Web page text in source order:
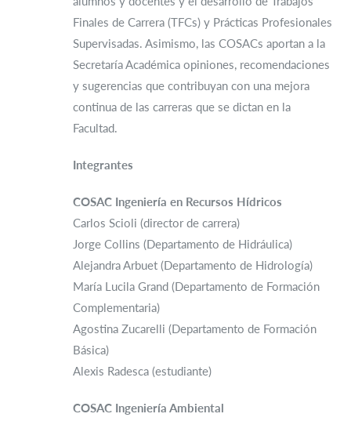
Finales de Carrera (TFCs) y Prácticas Profesionales
Supervisadas. Asimismo, las COSACs aportan a la
Secretaría Académica opiniones, recomendaciones
y sugerencias que contribuyan con una mejora
continua de las carreras que se dictan en la
Facultad.
Integrantes
COSAC Ingeniería en Recursos Hídricos
Carlos Scioli (director de carrera)
Jorge Collins (Departamento de Hidráulica)
Alejandra Arbuet (Departamento de Hidrología)
María Lucila Grand (Departamento de Formación
Complementaria)
Agostina Zucarelli (Departamento de Formación
Básica)
Alexis Radesca (estudiante)
COSAC Ingeniería Ambiental